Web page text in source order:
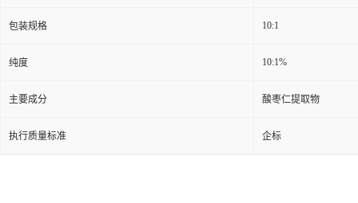
包装规格 10:1
纯度 10:1%
主要成分 酸枣仁提取物
执行质量标准 企标